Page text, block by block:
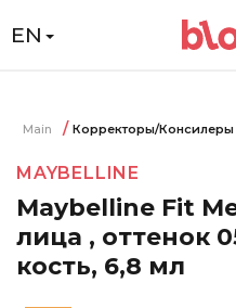
EN
Main Корректоры/Консилеры
MAYBELLINE
Maybelline Fit
лица , оттенок
кость, 6,8 мл